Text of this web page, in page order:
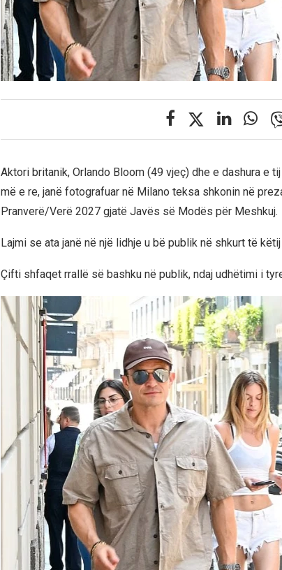
Aktori britanik, Orlando Bloom (49 vjeç) dhe e dashura e
më e re, janë fotografuar në Milano teksa shkonin në
Pranverë/Verë 2027 gjatë Javës së Modës për Meshkuj.
Lajmi se ata janë në një lidhje u bë publik në shkurt të
Çifti shfaqet rrallë së bashku në publik, ndaj udhëtimi i